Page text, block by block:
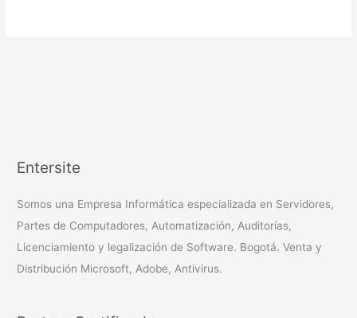
Entersite
Somos una Empresa Informática especializada en Servidores,
Partes de Computadores, Automatización, Auditorías,
Licenciamiento y legalización de Software. Bogotá. Venta y
Distribución Microsoft, Adobe, Antivirus.